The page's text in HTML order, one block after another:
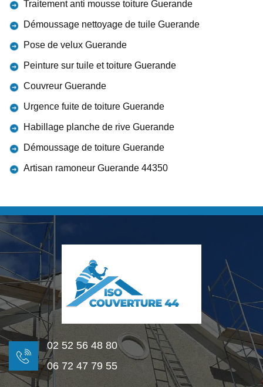
Traitement anti mousse toiture Guerande
Démoussage nettoyage de tuile Guerande
Pose de velux Guerande
Peinture sur tuile et toiture Guerande
Couvreur Guerande
Urgence fuite de toiture Guerande
Habillage planche de rive Guerande
Démoussage de toiture Guerande
Artisan ramoneur Guerande 44350
02 52 56 48 80
06 72 47 79 55